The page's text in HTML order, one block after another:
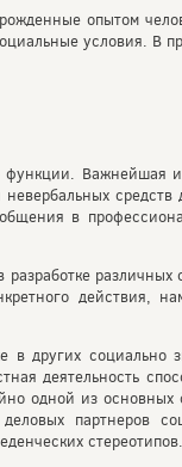
опытом
условия. В
функции. Важнейшая
средств
в
различных
действия,
в других социально
деятельность
одной из основных
партнеров
стереотипов.